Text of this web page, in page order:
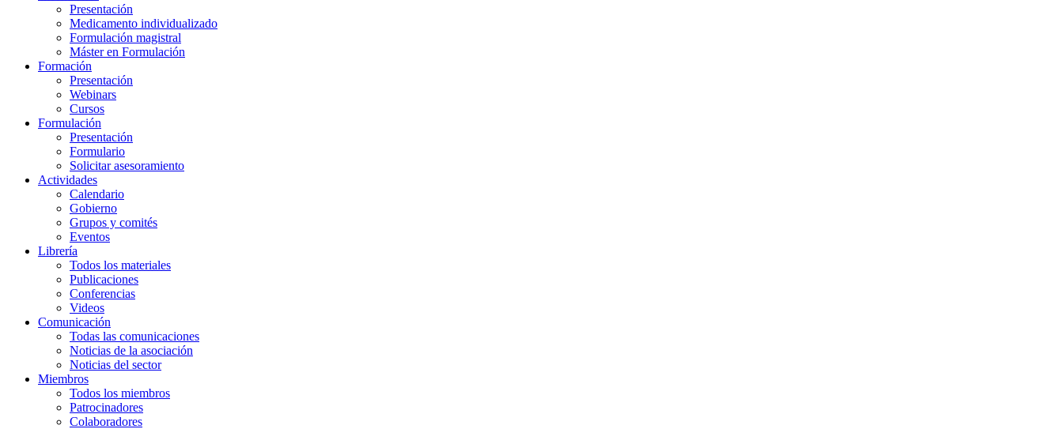
Presentación
Medicamento individualizado
Formulación magistral
Máster en Formulación
Formación
Presentación
Webinars
Cursos
Formulación
Presentación
Formulario
Solicitar asesoramiento
Actividades
Calendario
Gobierno
Grupos y comités
Eventos
Librería
Todos los materiales
Publicaciones
Conferencias
Videos
Comunicación
Todas las comunicaciones
Noticias de la asociación
Noticias del sector
Miembros
Todos los miembros
Patrocinadores
Colaboradores